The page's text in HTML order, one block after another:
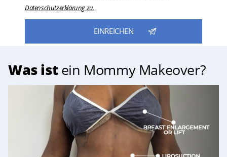
Datenschutzerklärung zu.
Was istein Mommy Makeover?